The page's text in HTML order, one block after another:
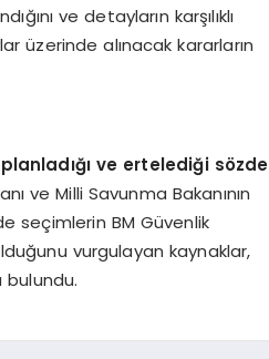
ve detayların karşılıklı
üzerinde alınacak kararların
ve ertelediği sözde
ve Milli Savunma Bakanının
seçimlerin BM Güvenlik
vurgulayan kaynaklar,